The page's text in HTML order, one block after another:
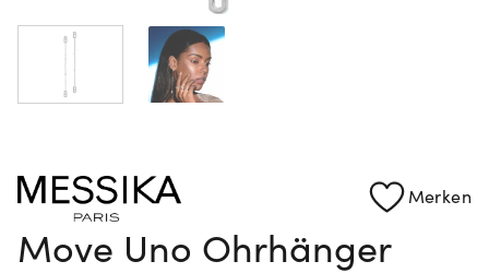
Rolex Certified Pre-Owned entdecken
Merken
Move Uno Ohrhänger